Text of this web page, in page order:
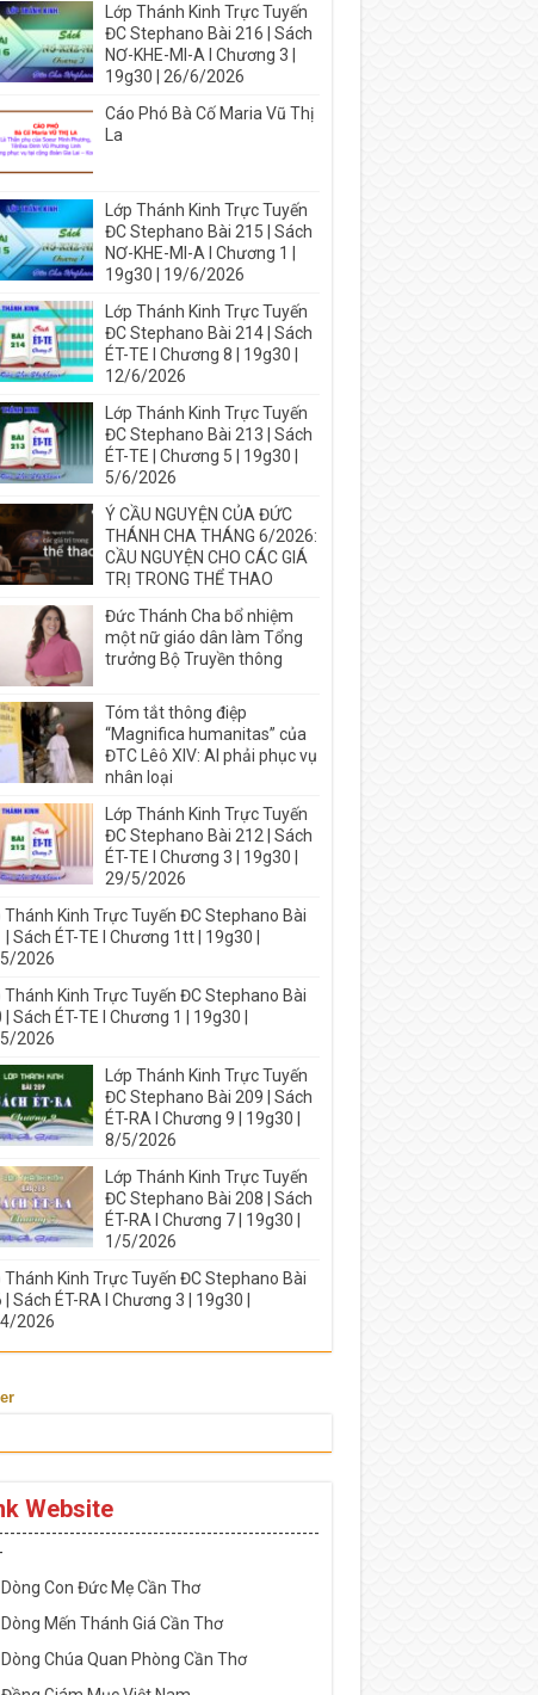
Lớp Thánh Kinh Trực Tuyến
ĐC Stephano Bài 216 | Sách
NƠ-KHE-MI-A I Chương 3 |
19g30 | 26/6/2026
Cáo Phó Bà Cố Maria Vũ Thị
La
Lớp Thánh Kinh Trực Tuyến
ĐC Stephano Bài 215 | Sách
NƠ-KHE-MI-A I Chương 1 |
19g30 | 19/6/2026
Lớp Thánh Kinh Trực Tuyến
ĐC Stephano Bài 214 | Sách
ÉT-TE I Chương 8 | 19g30 |
12/6/2026
Lớp Thánh Kinh Trực Tuyến
ĐC Stephano Bài 213 | Sách
ÉT-TE | Chương 5 | 19g30 |
5/6/2026
Ý CẦU NGUYỆN CỦA ĐỨC
THÁNH CHA THÁNG 6/2026:
CẦU NGUYỆN CHO CÁC GIÁ
TRỊ TRONG THỂ THAO
Đức Thánh Cha bổ nhiệm
một nữ giáo dân làm Tổng
trưởng Bộ Truyền thông
Tóm tắt thông điệp
“Magnifica humanitas” của
ĐTC Lêô XIV: AI phải phục vụ
nhân loại
Lớp Thánh Kinh Trực Tuyến
ĐC Stephano Bài 212 | Sách
ÉT-TE I Chương 3 | 19g30 |
29/5/2026
Thánh Kinh Trực Tuyến ĐC Stephano Bài
| Sách ÉT-TE I Chương 1tt | 19g30 |
2026
Thánh Kinh Trực Tuyến ĐC Stephano Bài
| Sách ÉT-TE I Chương 1 | 19g30 |
2026
Lớp Thánh Kinh Trực Tuyến
ĐC Stephano Bài 209 | Sách
ÉT-RA I Chương 9 | 19g30 |
8/5/2026
Lớp Thánh Kinh Trực Tuyến
ĐC Stephano Bài 208 | Sách
ÉT-RA I Chương 7 | 19g30 |
1/5/2026
Thánh Kinh Trực Tuyến ĐC Stephano Bài
| Sách ÉT-RA I Chương 3 | 19g30 |
2026
Website
Dòng Con Đức Mẹ Cần Thơ
Dòng Mến Thánh Giá Cần Thơ
Dòng Chúa Quan Phòng Cần Thơ